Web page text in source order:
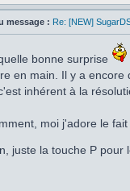
message : Re: [NEW]
bonne surprise
en main. Il y a
inhérent à la
moi j'adore le
juste la touche P pour